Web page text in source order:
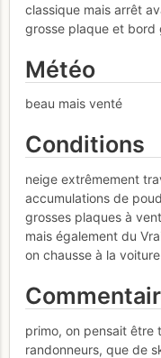
classique mais arrêt
grosse plaque et bord
Météo
beau mais venté
Conditions
neige extrêmement
accumulations de
grosses plaques à
mais également du
on chausse à la
primo, on pensait être
randonneurs, que de